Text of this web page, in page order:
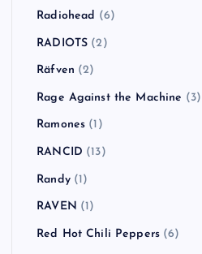
Radiohead (6)
RADIOTS (2)
Räfven (2)
Rage Against the Machine (3)
Ramones (1)
RANCID (13)
Randy(1)
RAVEN (1)
Red Hot Chili Peppers (6)